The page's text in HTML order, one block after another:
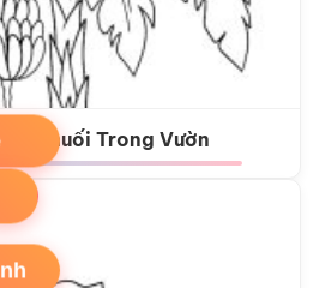
Chuối Trong Vườn